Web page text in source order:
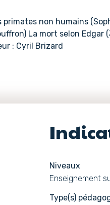
non humains
La mort selon
: Cyril Brizard
Niveaux
Enseignement
Type(s)